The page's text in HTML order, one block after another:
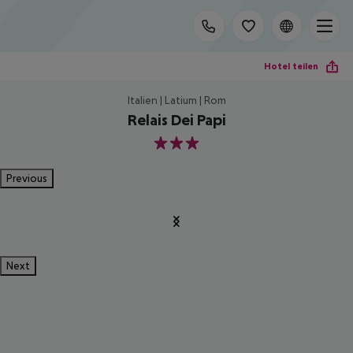
Hotel teilen
Italien | Latium | Rom
Relais Dei Papi
3
Previous
Next